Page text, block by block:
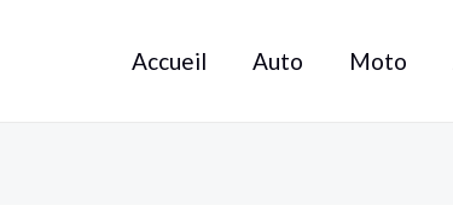
Accueil Auto Moto